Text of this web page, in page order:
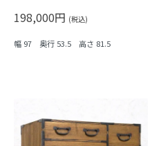
198,000円 (税込)
幅 97 奥行 53.5 高さ 81.5